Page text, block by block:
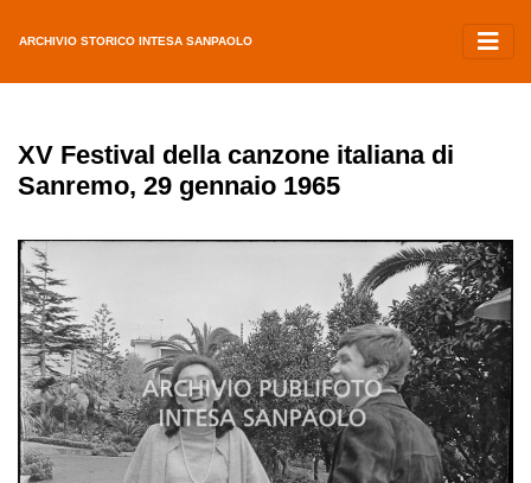
ARCHIVIO STORICO INTESA SANPAOLO
XV Festival della canzone italiana di
Sanremo, 29 gennaio 1965